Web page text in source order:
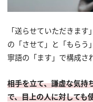
「送らせていただきま
の「させて」と「もらう
寧語の「ます」で構成さ
相手を立て、謙虚な気持
で、目上の人に対しても